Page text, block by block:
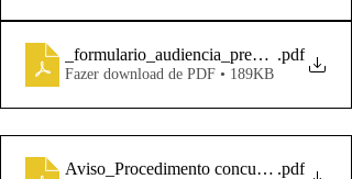
_formulario_audiencia_previa6 (1)
.pdf
Fazer download de PDF • 189KB
Aviso_Procedimento concursal Psicólogo
.pdf